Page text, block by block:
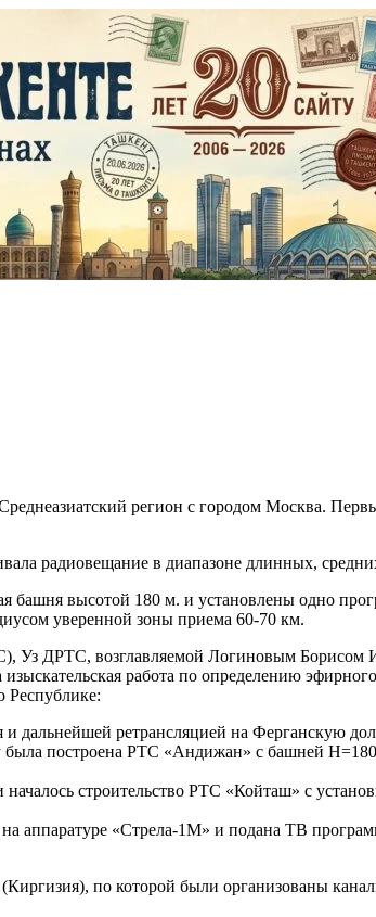
регион с городом Москва.
радиовещание в диапазоне длинных,
башня высотой 180 м. и установлены одно
уверенной зоны приема 60-70 км.
Уз ДРТС, возглавляемой Логиновым
работа по определению
Республике:
дальнейшей ретрансляцией на Ферганскую
построена РТС «Андижан» с башней
строительство РТС «Койташ» с
аппаратуре «Стрела-1М» и подана ТВ
по которой были организованы